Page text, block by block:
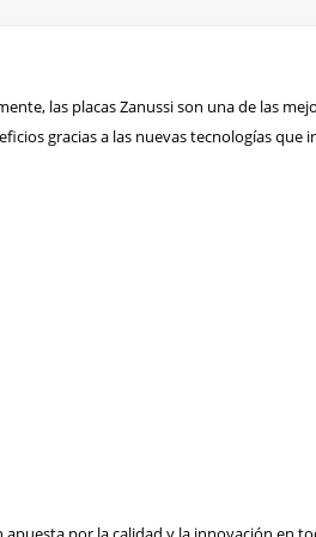
las placas Zanussi son una de las
gracias a las nuevas tecnologías que